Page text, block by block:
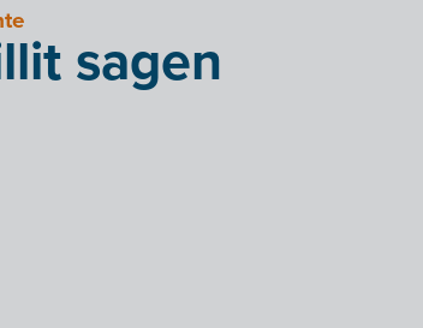
sagen